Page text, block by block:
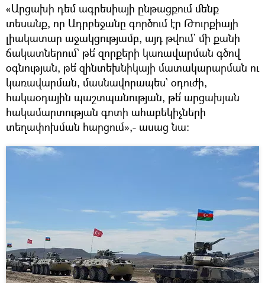
«Արցախի դեմ ագրեսիայի ընթացքում մենք
տեսանք, որ Ադրբեջանը գործում էր Թուրքիայի
լիակատար աջակցությամբ, այդ թվում` մի քանի
ճակատներում` թե՛ զորքերի կառավարման գծով
օգնության, թե՛ զինտեխնիկայի մատակարարման ու
կառավարման, մասնավորապես` օդուժի,
հակաօդային պաշտպանության, թե՛ արցախյան
հակամարտության գոտի ահաբեկիչների
տեղափոխման հարցում»,- ասաց նա։